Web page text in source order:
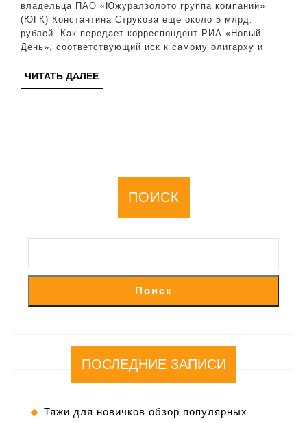
владельца
ЮГК
еще
владельца ПАО «Южуралзолото группа компаний»
(ЮГК) Константина Струкова еще около 5 млрд.
рублей. Как передает корреспондент РИА «Новый
День», соответствующий иск к самому олигарху и
ЧИТАТЬ ДАЛЕЕЧИТАТЬ
ДАЛЕЕ
ПОИСК
Поиск
ПОСЛЕДНИЕ ЗАПИСИ
Тяжи для новичков обзор популярных